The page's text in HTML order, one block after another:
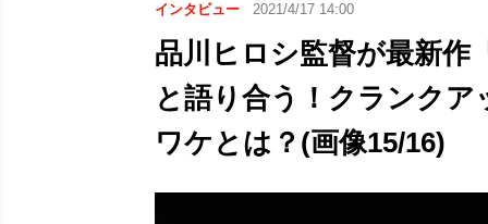
インタビュー 2021/4/17 14:00
品川ヒロシ監督が最新作
と語り合う！クランク
ワケとは？(画像15/16)